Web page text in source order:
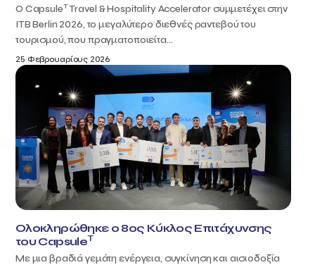
Ο CapsuleTTravel & Hospitality Accelerator συμμετέχει στην
ITB Berlin 2026, το μεγαλύτερο διεθνές ραντεβού του
τουρισμού, που πραγματοποιείτα...
25 Φεβρουαρίους 2026
Ολοκληρώθηκε ο 8ος Κύκλος Επιτάχυνσης
του CapsuleT
Με μια βραδιά γεμάτη ενέργεια, συγκίνηση και αισιοδοξία